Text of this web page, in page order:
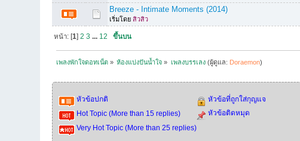
Breeze - Intimate Moments (2014)
เริ่มโดยสิวสิว
หน้า: [ 1 2 3 ... 12 ขึ้นบน
เพลงพักใจดอทเน็ต» ห้องแบ่งปันน้ำใจ » เพลงบรรเลง(ผู้ดูแล: Doraemon)
หัวข้อปกติ
Hot Topic (More than 15 replies)
Very Hot Topic (More than 25 replies)
หัวข้อที่ถูกใส่กุญแจ
หัวข้อติดหมุด